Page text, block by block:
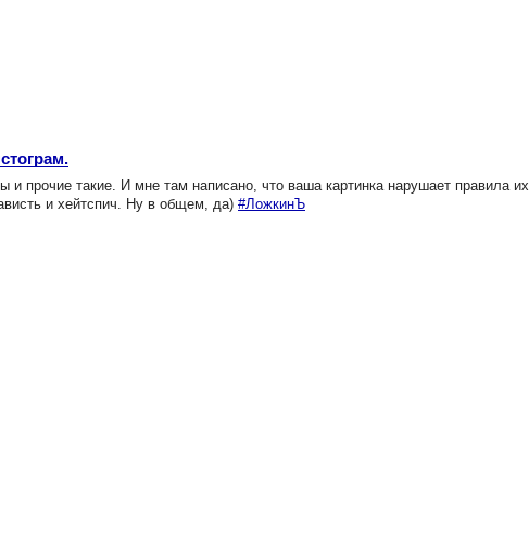
прочие такие. И мне там написано, что ваша картинка нарушает правила их
и хейтспич. Ну в общем, да) #ЛожкинЪ